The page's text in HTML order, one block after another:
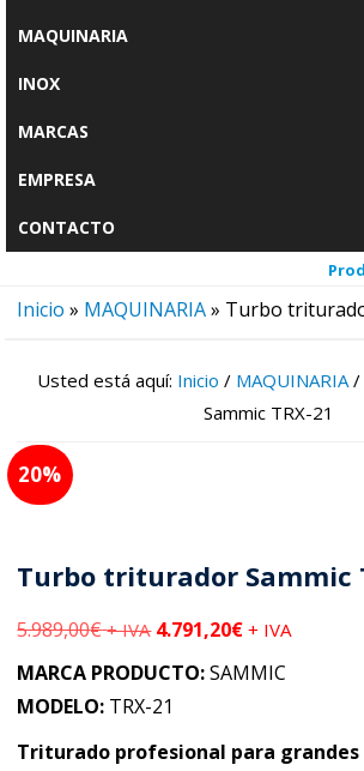
MAQUINARIA
INOX
MARCAS
EMPRESA
CONTACTO
Inicio » MAQUINARIA» Turbo
Usted está aquí: Inicio / MAQUINARIA /
Sammic TRX-21
20
Turbo triturador Sammic
5.989,00€ + IVA 4.791,20€ + IVA
MARCA PRODUCTO:SAMMIC
MODELO: TRX-21
Triturado profesional para grandes